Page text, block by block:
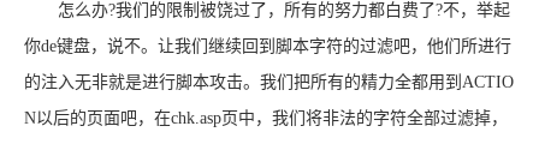
怎么办?我们的限制被饶过了，所有的努力都白费了?不，举起
你de键盘，说不。让我们继续回到脚本字符的过滤吧，他们所进行
的注入无非就是进行脚本攻击。我们把所有的精力全都用到ACTIO
N以后的页面吧，在chk.asp页中，我们将非法的字符全部过滤掉，